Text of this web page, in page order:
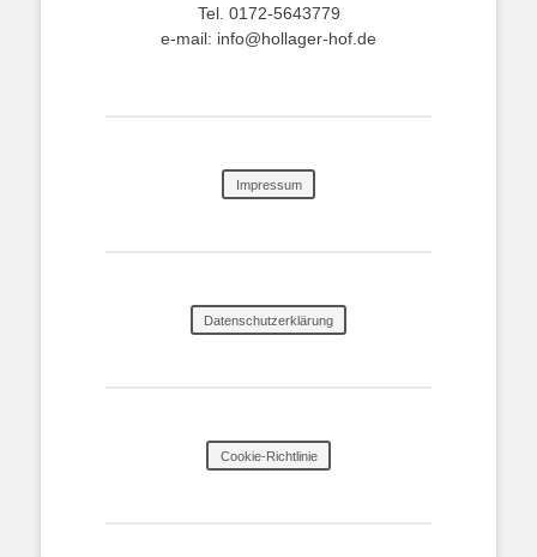
Tel. 0172-5643779
e-mail: info@hollager-hof.de
Impressum
Datenschutzerklärung
Cookie-Richtlinie